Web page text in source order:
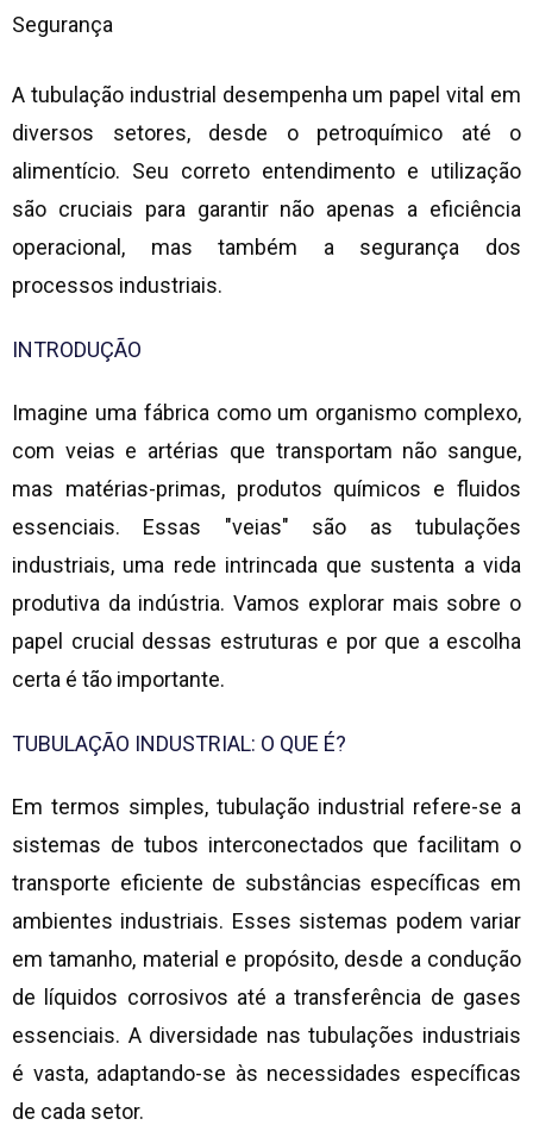
Segurança
A tubulação industrial desempenha um papel vital em
diversos setores, desde o petroquímico até o
alimentício. Seu correto entendimento e utilização
são cruciais para garantir não apenas a eficiência
operacional, mas também a segurança dos
processos industriais.
INTRODUÇÃO
Imagine uma fábrica como um organismo complexo,
com veias e artérias que transportam não sangue,
mas matérias-primas, produtos químicos e fluidos
essenciais. Essas "veias" são as tubulações
industriais, uma rede intrincada que sustenta a vida
produtiva da indústria. Vamos explorar mais sobre o
papel crucial dessas estruturas e por que a escolha
certa é tão importante.
TUBULAÇÃO INDUSTRIAL: O QUE É?
Em termos simples, tubulação industrial
refere-se a
sistemas de tubos interconectados que facilitam o
transporte eficiente de substâncias específicas em
ambientes industriais. Esses sistemas podem variar
em tamanho, material e propósito, desde a condução
de líquidos corrosivos até a transferência de gases
essenciais. A diversidade nas tubulações industriais
é vasta, adaptando-se às necessidades específicas
de cada setor.